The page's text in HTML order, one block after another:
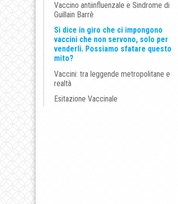
Vaccino antiinfluenzale e Sindrome di
Guillain Barrè
Si dice in giro che ci impongono
vaccini che non servono, solo per
venderli. Possiamo sfatare questo
mito?
Vaccini: tra leggende metropolitane e
realtà
Esitazione Vaccinale